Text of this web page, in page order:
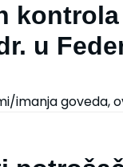
u
imanja goveda,